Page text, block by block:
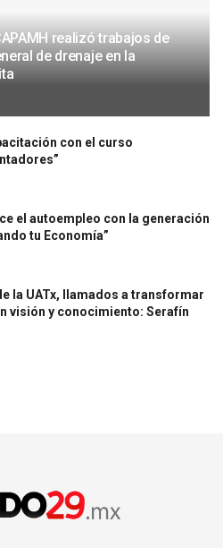
realizó trabajos de
de drenaje en la
con el curso
el autoempleo con la generación
tu Economía”
la UATx, llamados a transformar
visión y conocimiento: Serafín